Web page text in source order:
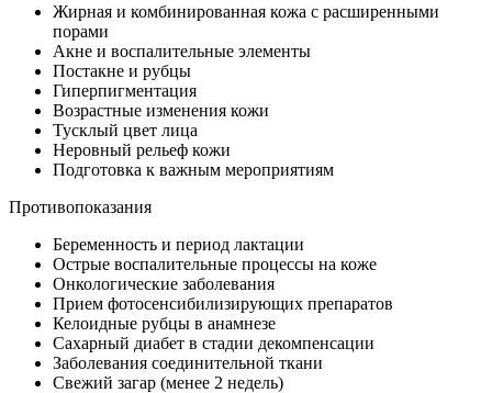
Жирная и комбинированная кожа с расширенными
порами
Акне и воспалительные элементы
Постакне и рубцы
Гиперпигментация
Возрастные изменения кожи
Тусклый цвет лица
Неровный рельеф кожи
Подготовка к важным мероприятиям
Противопоказания
Беременность и период лактации
Острые воспалительные процессы на коже
Онкологические заболевания
Прием фотосенсибилизирующих препаратов
Келоидные рубцы в анамнезе
Сахарный диабет в стадии декомпенсации
Заболевания соединительной ткани
Свежий загар (менее 2 недель)